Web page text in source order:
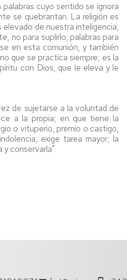
cuyo sentido se ignora
se quebrantan. La religión es
elevado de nuestra inteligencia,
no para suplirlo; palabras para
en esta comunión, y también
que se practica siempre; es la
con Dios, que le eleva y le
de sujetarse a la voluntad de
a la propia; en que tiene la
o vituperio, premio o castigo,
exige tarea mayor; la
y conservarla"